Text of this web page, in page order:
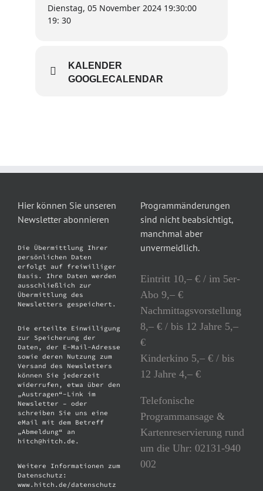
Dienstag, 05 November 2024 19:30:00
19: 30
KALENDER
GOOGLECALENDAR
Hier können Sie unseren
Newsletter abonnieren
Die Übermittlung Ihrer
persönlichen Daten
erfolgt auf freiwilliger
Basis. Ihre Daten werden
ausschließlich zur
Übermittlung des
Newsletters gespeichert.
Die erteilte Einwilligung
zur Speicherung der
Daten, der E-Mail-Adresse
sowie deren Nutzung zum
Versand des Newsletters
können Sie jederzeit
widerrufen, etwa über den
„Austragen“-Link im
Newsletter – oder
schreiben Sie uns eine
eMail mit dem Betreff
„Abmeldung“ an
hitch@hitch.de.
Weitere Informationen zum
Datenschutz:
www.hitch.de/datenschutz
Programmänderungen
sind nicht beabsichtigt,
manchmal aber
unvermeidlich.
Eintritt 10,– € / im 5er-
Abo 9,– €
Nachmittagsvorstellung
8,– € / bis 12 Jahre 5,–
€
Kinderkino 5,– € / bis
12 Jahre 4,– €
Telefonische
Programmansage &
Kartenreservierung rund
um die Uhr: 02131-940
002